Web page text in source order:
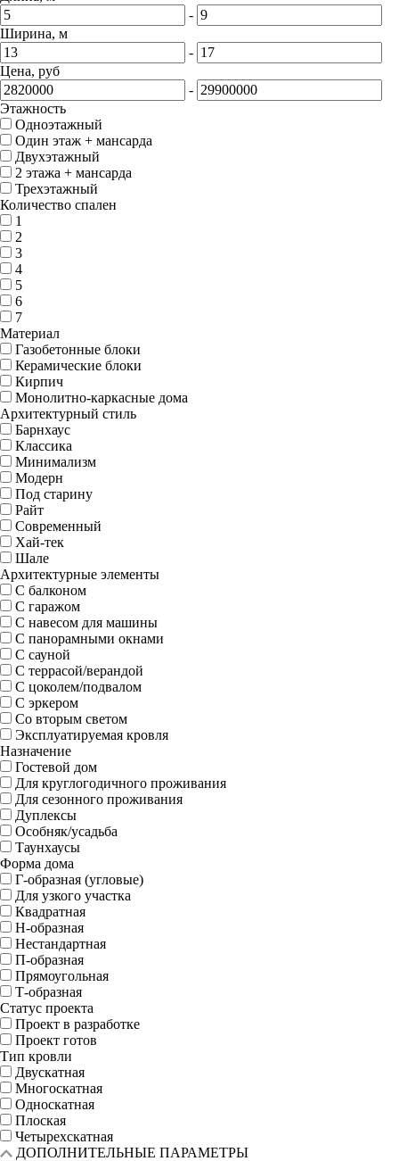
-
Ширина, м
-
Цена, руб
-
Этажность
Одноэтажный
Один этаж + мансарда
Двухэтажный
2 этажа + мансарда
Трехэтажный
Количество спален
1
2
3
4
5
6
7
Материал
Газобетонные блоки
Керамические блоки
Кирпич
Монолитно-каркасные дома
Архитектурный стиль
Барнхаус
Классика
Минимализм
Модерн
Под старину
Райт
Современный
Хай-тек
Шале
Архитектурные элементы
С балконом
С гаражом
С навесом для машины
С панорамными окнами
С сауной
С террасой/верандой
С цоколем/подвалом
С эркером
Со вторым светом
Эксплуатируемая кровля
Назначение
Гостевой дом
Для круглогодичного проживания
Для сезонного проживания
Дуплексы
Особняк/усадьба
Таунхаусы
Форма дома
Г-образная (угловые)
Для узкого участка
Квадратная
Н-образная
Нестандартная
П-образная
Прямоугольная
Т-образная
Статус проекта
Проект в разработке
Проект готов
Тип кровли
Двускатная
Многоскатная
Односкатная
Плоская
Четырехскатная
ДОПОЛНИТЕЛЬНЫЕ ПАРАМЕТРЫ